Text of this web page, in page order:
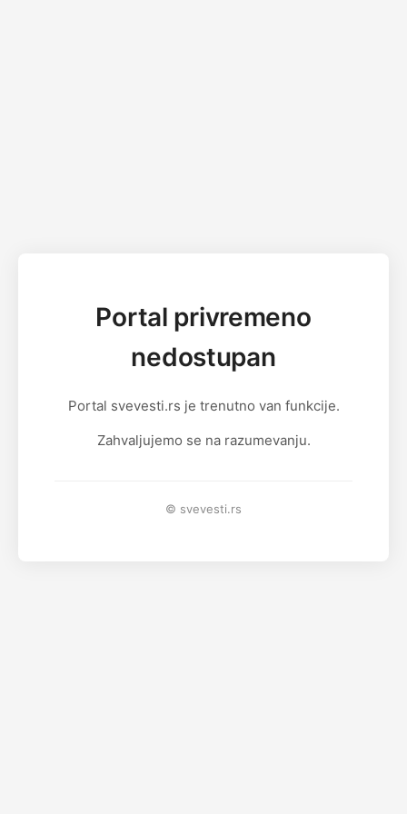
Portal privremeno
nedostupan
Portal svevesti.rs je trenutno van funkcije.
Zahvaljujemo se na razumevanju.
© svevesti.rs